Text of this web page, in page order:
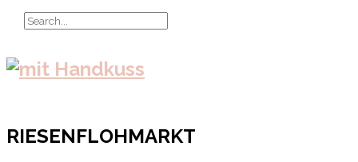
RIESENFLOHMARKT